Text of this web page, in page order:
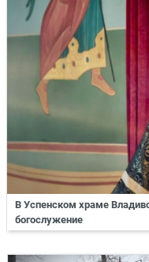
В Успенском храме
богослужение